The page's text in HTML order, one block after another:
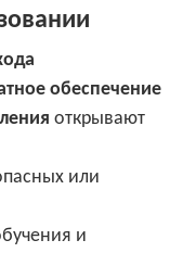
обеспечение
открывают
или
и